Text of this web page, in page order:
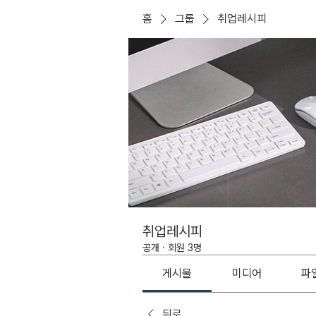
홈 그룹 취업레시피
취업레시피
공개 · 회원 3명
게시물 미디어 파